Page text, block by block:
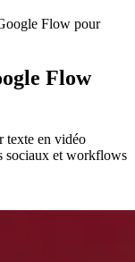
Flow pour
Flow
texte en vidéo
sociaux et workflows